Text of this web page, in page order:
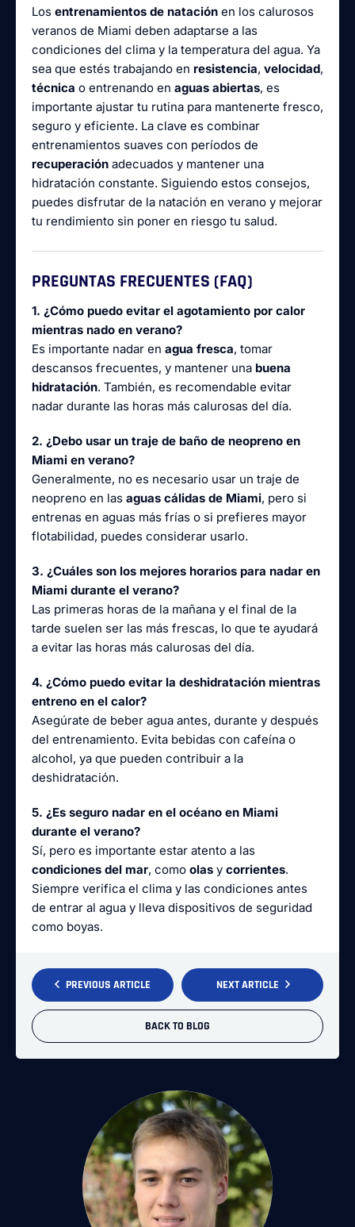
Los entrenamientos de natación en los calurosos
veranos de Miami deben adaptarse a las
condiciones del clima y la temperatura del agua. Ya
sea que estés trabajando en resistencia, velocidad,
técnica o entrenando en aguas abiertas, es
importante ajustar tu rutina para mantenerte fresco,
seguro y eficiente. La clave es combinar
entrenamientos suaves con períodos de
recuperación adecuados y mantener una
hidratación constante. Siguiendo estos consejos,
puedes disfrutar de la natación en verano y mejorar
tu rendimiento sin poner en riesgo tu salud.
PREGUNTAS FRECUENTES (FAQ)
1. ¿Cómo puedo evitar el agotamiento por calor
mientras nado en verano?
Es importante nadar en agua fresca, tomar
descansos frecuentes, y mantener una buena
hidratación. También, es recomendable evitar
nadar durante las horas más calurosas del día.
2. ¿Debo usar un traje de baño de neopreno en
Miami en verano?
Generalmente, no es necesario usar un traje de
neopreno en las aguas cálidas de Miami, pero si
entrenas en aguas más frías o si prefieres mayor
flotabilidad, puedes considerar usarlo.
3. ¿Cuáles son los mejores horarios para nadar en
Miami durante el verano?
Las primeras horas de la mañana y el final de la
tarde suelen ser las más frescas, lo que te ayudará
a evitar las horas más calurosas del día.
4. ¿Cómo puedo evitar la deshidratación mientras
entreno en el calor?
Asegúrate de beber agua antes, durante y después
del entrenamiento. Evita bebidas con cafeína o
alcohol, ya que pueden contribuir a la
deshidratación.
5. ¿Es seguro nadar en el océano en Miami
durante el verano?
Sí, pero es importante estar atento a las
condiciones del mar, como olas y corrientes.
Siempre verifica el clima y las condiciones antes
de entrar al agua y lleva dispositivos de seguridad
como boyas.
PREVIOUS ARTICLE
BACK TO BLOG
NEXT ARTICLE